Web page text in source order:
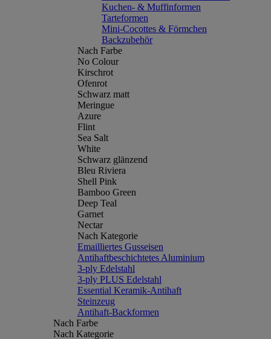
Kuchen- & Muffinformen
Tarteformen
Mini-Cocottes & Förmchen
Backzubehör
Nach Farbe
No Colour
Kirschrot
Ofenrot
Schwarz matt
Meringue
Azure
Flint
Sea Salt
White
Schwarz glänzend
Bleu Riviera
Shell Pink
Bamboo Green
Deep Teal
Garnet
Nectar
Nach Kategorie
Emailliertes Gusseisen
Antihaftbeschichtetes Aluminium
3-ply Edelstahl
3-ply PLUS Edelstahl
Essential Keramik-Antihaft
Steinzeug
Antihaft-Backformen
Nach Farbe
Nach Kategorie